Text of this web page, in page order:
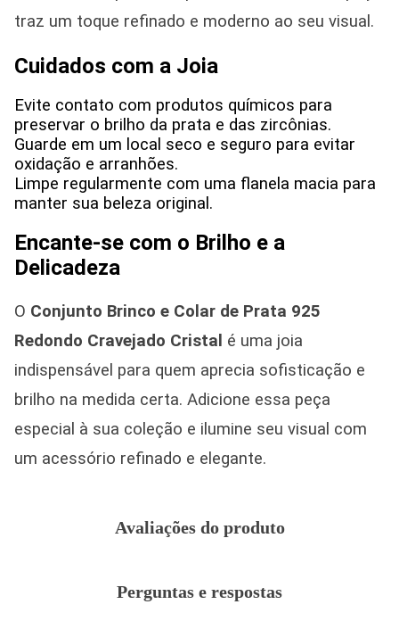
traz um toque refinado e moderno ao seu visual.
Cuidados com a Joia
Evite contato com produtos químicos para
preservar o brilho da prata e das zircônias.
Guarde em um local seco e seguro para evitar
oxidação e arranhões.
Limpe regularmente com uma flanela macia para
manter sua beleza original.
Encante-se com o Brilho e a
Delicadeza
O Conjunto Brinco e Colar de Prata 925
Redondo Cravejado Cristal é uma joia
indispensável para quem aprecia sofisticação e
brilho na medida certa. Adicione essa peça
especial à sua coleção e ilumine seu visual com
um acessório refinado e elegante.
Avaliações do produto
Perguntas e respostas